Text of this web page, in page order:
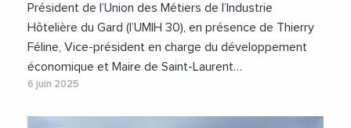
Président de l’Union des Métiers de l’Industrie
Hôtelière du Gard (l’UMIH 30), en présence de Thierry
Féline, Vice-président en charge du développement
économique et Maire de Saint-Laurent…
6 juin 2025